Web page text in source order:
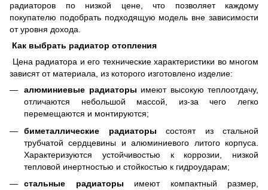
радиаторов по низкой цене, что позволяет каждому
покупателю подобрать подходящую модель вне зависимости
от уровня дохода.
Как выбрать радиатор отопления
Цена радиатора и его технические характеристики во многом
зависят от материала, из которого изготовлено изделие:
алюминиевые радиаторы имеют высокую теплоотдачу,
отличаются небольшой массой, из-за чего легко
перемещаются и монтируются;
биметаллические радиаторы состоят из стальной
трубчатой сердцевины и алюминиевого литого корпуса.
Характеризуются устойчивостью к коррозии, низкой
тепловой инертностью и стойкостью к гидроударам;
стальные радиаторы имеют компактный размер,